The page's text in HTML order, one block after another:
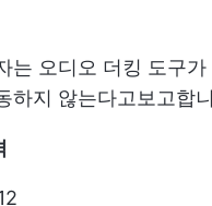
는 오디오 더킹 도구가
하지 않는다고보고합